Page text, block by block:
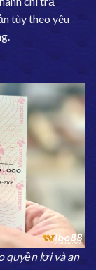
tùy theo yêu
quyền lợi và an